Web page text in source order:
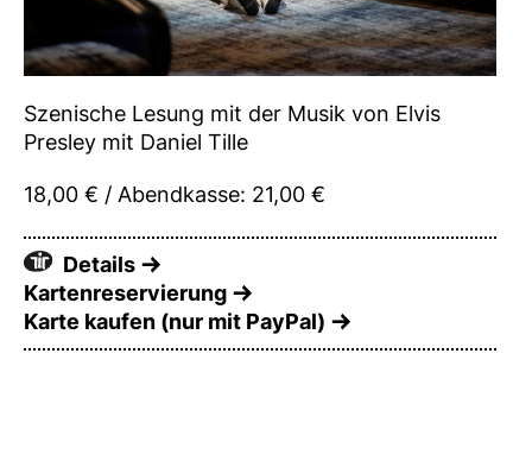
Szenische Lesung mit der Musik von Elvis
Presley mit Daniel Tille
18,00 € / Abendkasse: 21,00 €
Details
Kartenreservierung
Karte kaufen (nur mit PayPal)